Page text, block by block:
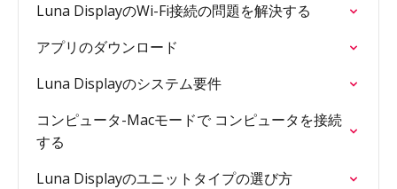
Luna DisplayのWi-Fi接続の問題を解決する
アプリのダウンロード
Luna Displayのシステム要件
コンピュータ-Macモードで コンピュータを接続
する
Luna Displayのユニットタイプの選び方